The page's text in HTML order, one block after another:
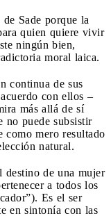
Sade porque la
quien quiere vivir
ningún bien,
moral laica.
continua de sus
con ellos –
más allá de sí
no puede subsistir
como mero resultado
natural.
destino de una mujer
a todos los
Es el ser
en sintonía con las